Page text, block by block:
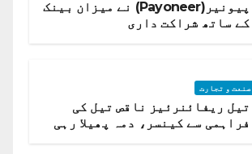
پیونیر(Payoneer) نے میزان بینک
کے ساتھ شراکت داری
صنعت و تجارت
تیل ریفائنرئیز ناقص تیل کی
فراہمی سے کینسر، دمہ پھیلا رہی